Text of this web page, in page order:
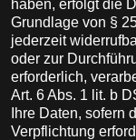
haben, erfolgt die
Grundlage von §
jederzeit
oder zur
erforderlich,
Art. 6 Abs. 1 lit. b
Ihre Daten, sofern
Verpflichtung